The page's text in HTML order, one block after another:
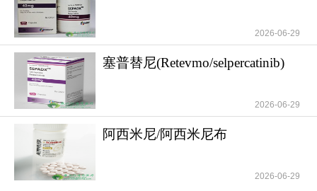
阿那莫林
胰腺癌、结直肠癌等恶性肿瘤相关的癌症恶病质。
适用标准为6个月内体重下降超过5%，伴有食欲减
退，且符合疲劳感、肌肉减少或炎症指标异常等附
加条件。临床研究显示，治疗12周后患者平均体重
增加1.4-3.2公斤，食欲评分显著提高，生活质量明
显改善。与传统治疗方法相比，阿那莫林在改善肌
肉质量和身体功能方面展现出显著优势。如有需
要，请咨询康必行海外医疗医学顾问：4006-130-
2026-06-29
塞普替尼(Retevmo/selpercatinib)
2026-06-29
阿西米尼/阿西米尼布
2026-06-29